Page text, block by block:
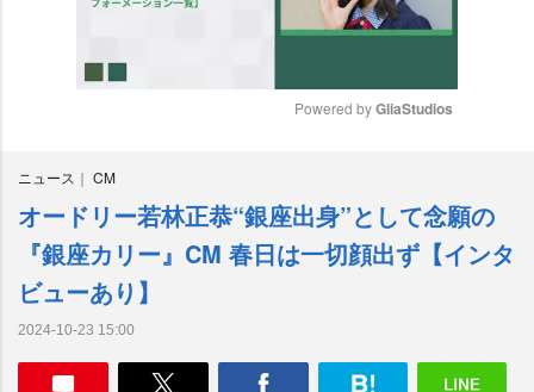
e
Powered by GliaStudios
ニュース CM
オードリー若林正恭“銀座出身”として念願の
『銀座カリー』CM 春日は一切顔出ず【インタ
ビューあり】
2024-10-23 15:00